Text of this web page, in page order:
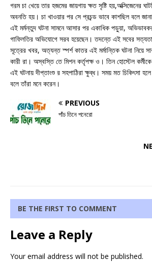
গরম চা খেয়ে তার হজমের জায়গায় ক্ষত সৃষ্টি হয়,অক্সিজেনের
অবনতি হয়। চা খাওয়ার পর সে প্রচন্ড ভাবে কাশছিল বলে
এই মর্মন্তুদ ঘটনা সামনে আসার পর একাধিক পড়ুয়া, অভিভাবকরা
গাফিলতির অভিযোগে সরব হয়েছেন। তদন্তে এই সবের
সূত্রের খবর, অত্যন্ত স্পর্শ কাতর এই মর্মান্তিক ঘটনা নিয়ে
কারী রা। অস্বস্তি তে মিশন কর্তৃপক্ষ ও। তিন হোস্টেল
এই ঘটনায় দীপ্তাংশু র সহপাঠিরা ক্ষুব্ধ। সময় মত চিকিৎসা
বলে তাঁরা মনে করেন।
PREVIOUS
পাঁচ তিনে পনেরো
BE THE FIRST TO COMMENT
Leave a Reply
Your email address will not be published.